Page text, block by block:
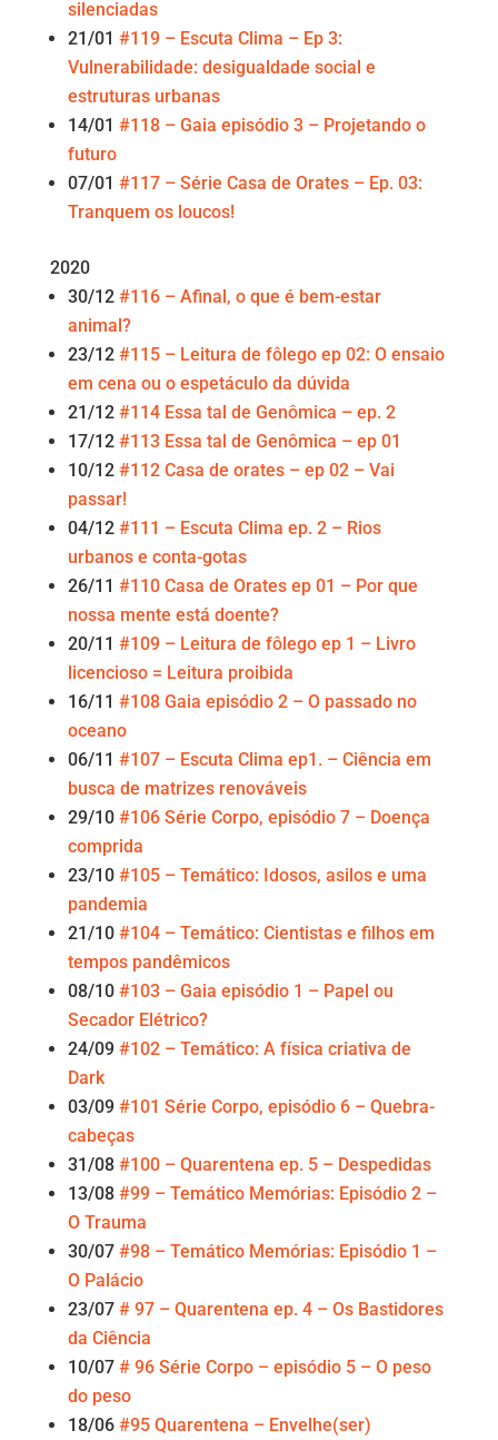
silenciadas
21/01 #119 – Escuta Clima – Ep 3:
Vulnerabilidade: desigualdade social e
estruturas urbanas
14/01 #118 – Gaia episódio 3 – Projetando o
futuro
07/01 #117 – Série Casa de Orates – Ep. 03:
Tranquem os loucos!
2020
30/12 #116 – Afinal, o que é bem-estar
animal?
23/12 #115 – Leitura de fôlego ep 02: O ensaio
em cena ou o espetáculo da dúvida
21/12 #114 Essa tal de Genômica – ep. 2
17/12 #113 Essa tal de Genômica – ep 01
10/12 #112 Casa de orates – ep 02 – Vai
passar!
04/12 #111 – Escuta Clima ep. 2 – Rios
urbanos e conta-gotas
26/11 #110 Casa de Orates ep 01 – Por que
nossa mente está doente?
20/11 #109 – Leitura de fôlego ep 1 – Livro
licencioso = Leitura proibida
16/11 #108 Gaia episódio 2 – O passado no
oceano
06/11 #107 – Escuta Clima ep1. – Ciência em
busca de matrizes renováveis
29/10 #106 Série Corpo, episódio 7 – Doença
comprida
23/10 #105 – Temático: Idosos, asilos e uma
pandemia
21/10 #104 – Temático: Cientistas e filhos em
tempos pandêmicos
08/10 #103 – Gaia episódio 1 – Papel ou
Secador Elétrico?
24/09 #102 – Temático: A física criativa de
Dark
03/09 #101 Série Corpo, episódio 6 – Quebra-
cabeças
31/08 #100 – Quarentena ep. 5 – Despedidas
13/08 #99 – Temático Memórias: Episódio 2 –
O Trauma
30/07 #98 – Temático Memórias: Episódio 1 –
O Palácio
23/07 # 97 – Quarentena ep. 4 – Os Bastidores
da Ciência
10/07 # 96 Série Corpo – episódio 5 – O peso
do peso
18/06 #95 Quarentena – Envelhe(ser)